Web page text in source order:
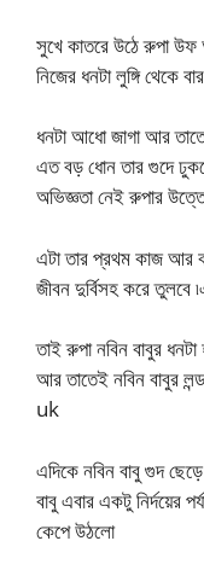
সুখে কাতরে উঠে রুপা উফ
নিজের ধনটা লুঙ্গি থেকে
ধনটা আধো জাগা আর
এত বড় ধোন তার গুদে
অভিজ্ঞতা নেই রুপার
এটা তার প্রথম কাজ আর
জীবন দুর্বিসহ করে তুলবে
তাই রুপা নবিন বাবুর
আর তাতেই নবিন বাবুর
uk
এদিকে নবিন বাবু গুদ
বাবু এবার একটু নির্দয়ের
কেপে উঠলো